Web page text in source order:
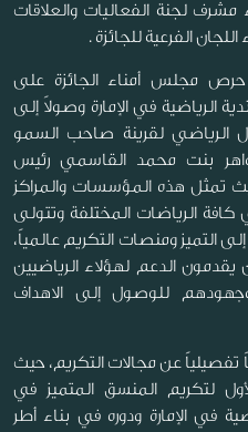
لجنة الفعاليات والعلاقات
الفرعية للجائزة .
مجلس أمناء الجائزة على
الرياضية في الإمارة وصولاً إلى
الرياضي لقرينة صاحب السمو
بنت محمد القاسمي رئيس
تمثل هذه المؤسسات والمراكز
كافة الرياضات المختلفة وتتولى
التميز ومنصات التكريم عالمياً،
الدعم لهؤلاء الرياضيين
للوصول إلى الاهداف
عن مجالات التكريم، حيث
لتكريم المنسق المتميز في
في الإمارة ودوره في بناء أطر